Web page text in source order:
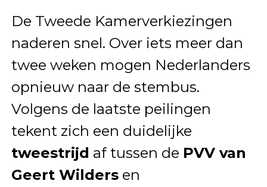
De Tweede Kamerverkiezingen
naderen snel. Over iets meer dan
twee weken mogen Nederlanders
opnieuw naar de stembus.
Volgens de laatste peilingen
tekent zich een duidelijke
tweestrijd af tussen de PVV van
Geert Wildersen